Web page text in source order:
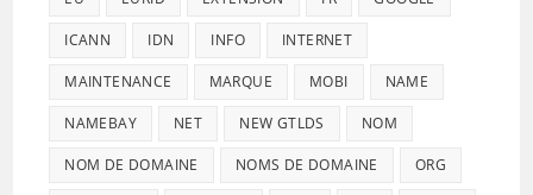
ICANN IDN INFO INTERNET
MAINTENANCE MARQUE MOBI NAME
NAMEBAY NET NEW GTLDS NOM
NOM DE DOMAINE NOMS DE DOMAINE ORG